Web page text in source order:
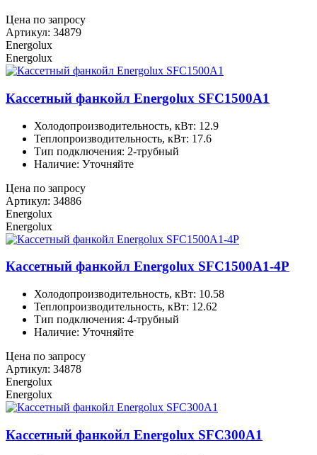
Цена по запросу
Артикул: 34879
Energolux
Energolux
Кассетный фанкойл Energolux SFC1500A1
Холодопроизводительность, кВт: 12.9
Теплопроизводительность, кВт: 17.6
Тип подключения: 2-трубный
Наличие: Уточняйте
Цена по запросу
Артикул: 34886
Energolux
Energolux
Кассетный фанкойл Energolux SFC1500A1-4P
Холодопроизводительность, кВт: 10.58
Теплопроизводительность, кВт: 12.62
Тип подключения: 4-трубный
Наличие: Уточняйте
Цена по запросу
Артикул: 34878
Energolux
Energolux
Кассетный фанкойл Energolux SFC300A1